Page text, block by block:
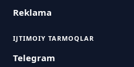
Reklama
IJTIMOIY TARMOQLAR
Telegram